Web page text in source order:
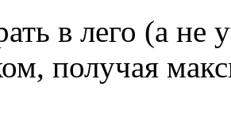
в лего (а не
получая